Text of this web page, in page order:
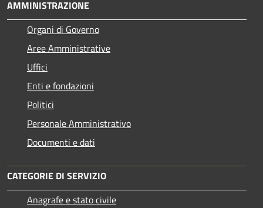
AMMINISTRAZIONE
Organi di Governo
Aree Amministrative
Uffici
Enti e fondazioni
Politici
Personale Amministrativo
Documenti e dati
CATEGORIE DI SERVIZIO
Anagrafe e stato civile